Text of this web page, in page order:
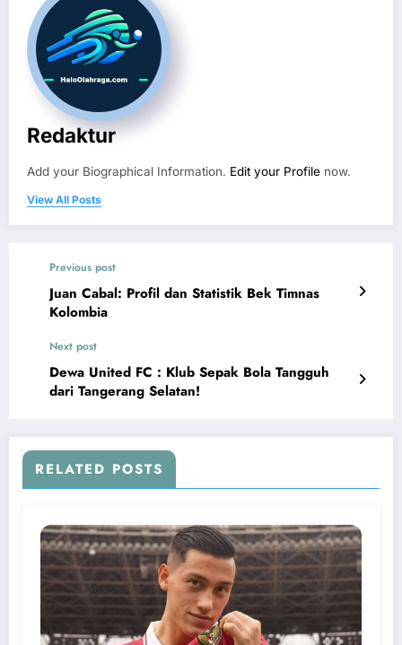
Redaktur
Add your Biographical Information. Edit your Profile now.
View All Posts
Previous post
Juan Cabal: Profil dan Statistik Bek Timnas
Kolombia
Next post
Dewa United FC : Klub Sepak Bola Tangguh
dari Tangerang Selatan!
RELATED POSTS